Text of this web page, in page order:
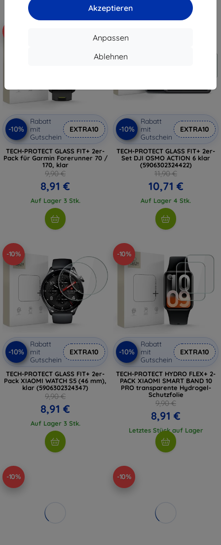
Akzeptieren
Anpassen
Ablehnen
-10%
Rabatt
mit
Gutschein
EXTRA10
TECH-PROTECT GLASS FIT+ 2er-
Pack für Garmin Forerunner 70 /
170, klar
9,90 €
8,91 €
Auf Lager 3 Stk.
-10%
Rabatt
mit
Gutschein
EXTRA10
TECH-PROTECT GLASS FIT+ 2er-
Set DJI OSMO ACTION 6 klar
(5906302324422)
11,90 €
10,71 €
Auf Lager 4 Stk.
-10%
-10%
Rabatt
mit
Gutschein
EXTRA10
TECH-PROTECT GLASS FIT+ 2er-
Pack XIAOMI WATCH S5 (46 mm),
klar (5906302324347)
9,90 €
8,91 €
Auf Lager 3 Stk.
-10%
-10%
Rabatt
mit
Gutschein
EXTRA10
TECH-PROTECT HYDRO FLEX+ 2-
PACK XIAOMI SMART BAND 10
PRO transparente Hydrogel-
Schutzfolie
9,90 €
8,91 €
Letztes Stück auf Lager
-10% -10%